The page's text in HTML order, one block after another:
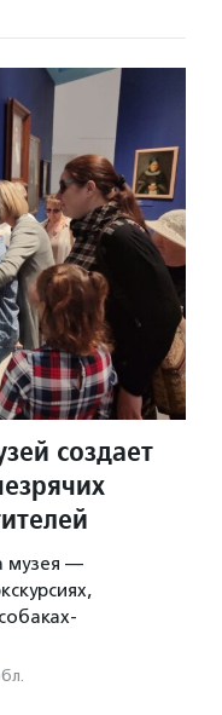
создает
музея —